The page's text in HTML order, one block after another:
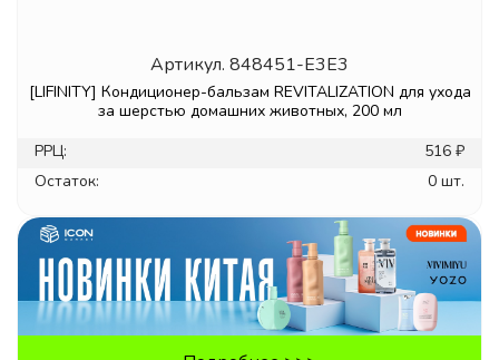
Артикул. 848451-E3E3
[LIFINITY] Кондиционер-бальзам REVITALIZATION для ухода
за шерстью домашних животных, 200 мл
РРЦ:
516 ₽
Остаток:
0 шт.